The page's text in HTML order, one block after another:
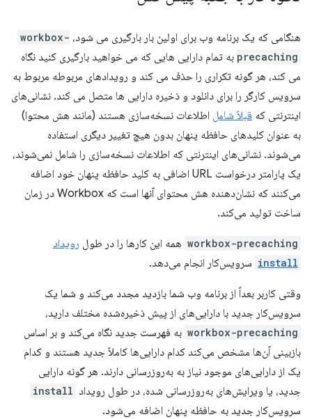
هنگامی که یک برنامه وب برای اولین بار بارگیری می شود، workbox-
precaching به تمام دارایی هایی که می خواهید بارگیری کنید نگاه
می کند، هر گونه تکراری را حذف می کند و رویدادهای مربوطه مربوط به
سرویس کارگر را برای دانلود و ذخیره دارایی ها متصل می کند. نشانی‌های
اینترنتی که قبلاً شامل اطلاعات نسخه‌سازی هستند (مانند هش محتوا)
به عنوان کلیدهای حافظه پنهان بدون هیچ تغییر دیگری استفاده
می‌شوند. نشانی‌های اینترنتی که اطلاعات نسخه‌سازی را شامل نمی‌شوند،
یک پارامتر درخواست URL اضافی به کلید حافظه پنهان خود اضافه
می‌کنند که نشان‌دهنده هش محتوای آنها است که Workbox در زمان
ساخت تولید می‌کند.
workbox-precaching همه این کارها را در طول رویداد
install سرویس‌کار انجام می‌دهد.
وقتی کاربر بعداً از برنامه وب شما بازدید مجدد می‌کند و شما یک
سرویس‌کار جدید با دارایی‌های از پیش ذخیره‌شده مختلف دارید،
workbox-precaching به فهرست جدید نگاه می‌کند و بر اساس
بازبینی آن‌ها مشخص می‌کند کدام دارایی‌ها کاملاً جدید هستند و کدام
یک از دارایی‌های موجود نیاز به به‌روزرسانی دارند. هر گونه دارایی
جدید، یا ویرایش‌های به‌روزرسانی شده، در طول رویداد install
سرویس‌کار جدید به حافظه پنهان اضافه می‌شود.